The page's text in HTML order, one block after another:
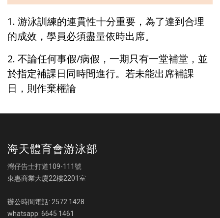
1. 游泳訓練的連貫性十分重要，為了達到合理
的成效，學員必須盡量依時出席。
2. 不論任何事假/病假，一期只有一堂補堂，並
於指定補課日同時間進行。若未能出席補課
日，則作棄權論
海天體育會游泳部
灣仔告士打道109-111號
東惠商業大廈22樓2201室
辦公時間電話: 2572 1428
whatsapp: 6645 1461